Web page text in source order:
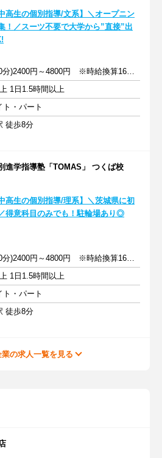
中高生の個別指導/文系】＼オープニン
！／スーツ不要で大学から”直接”出
1コマ(90分)2400円～4800円 ※時給換算1600円～3200円
1日1.5時間以上
ト・パート
徒歩8分
進学指導塾「TOMAS」 つくば校
中高生の個別指導/理系】＼茨城県に初
得意科目のみでも！駐輪場あり◎
1コマ(90分)2400円～4800円 ※時給換算1600円～3200円
1日1.5時間以上
ト・パート
徒歩8分
業の求人一覧を見る